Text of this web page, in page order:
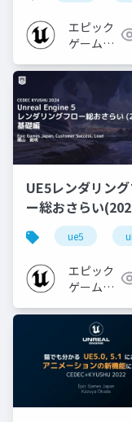
エピック
ゲームズ
UE5レンダリン
ー総おさらい
礎編！
2024]
ue5
エピック
ゲームズ